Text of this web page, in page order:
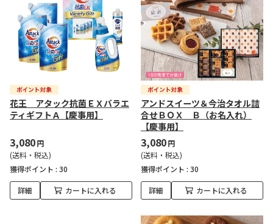
花王 アタック抗菌ＥＸバラエ
ティギフトＡ【慶事用】
3,080円
(送料・税込)
獲得ポイント : 30
詳細 カートに入れる
アンドスイーツ＆今治タオル詰
合せＢＯＸ Ｂ（お名入れ）
【慶事用】
3,080円
(送料・税込)
獲得ポイント : 30
詳細 カートに入れる